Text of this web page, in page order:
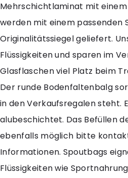
Mehrschichtlaminat mit
werden mit einem passenden
Originalitätssiegel geliefert.
Flüssigkeiten und sparen im
Glasflaschen viel Platz beim
Der runde Bodenfaltenbalg
in den Verkaufsregalen steht.
alubeschichtet. Das Befüllen
ebenfalls möglich bitte
Informationen. Spoutbags
Flüssigkeiten wie